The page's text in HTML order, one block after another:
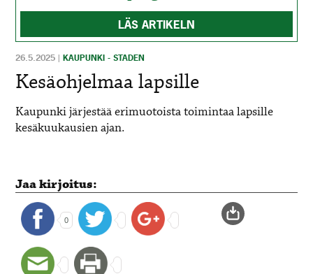
LÄS ARTIKELN
26.5.2025 |KAUPUNKI - STADEN
Kesäohjelmaa lapsille
Kaupunki järjestää erimuotoista toimintaa lapsille
kesäkuukausien ajan.
Jaa kirjoitus:
0